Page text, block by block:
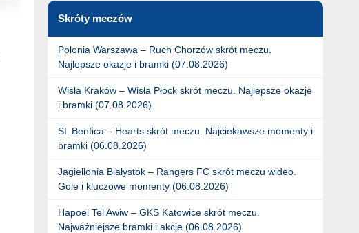
Skróty meczów
Polonia Warszawa – Ruch Chorzów skrót meczu.
Najlepsze okazje i bramki (07.08.2026)
Wisła Kraków – Wisła Płock skrót meczu. Najlepsze okazje
i bramki (07.08.2026)
SL Benfica – Hearts skrót meczu. Najciekawsze momenty i
bramki (06.08.2026)
Jagiellonia Białystok – Rangers FC skrót meczu wideo.
Gole i kluczowe momenty (06.08.2026)
Hapoel Tel Awiw – GKS Katowice skrót meczu.
Najważniejsze bramki i akcje (06.08.2026)